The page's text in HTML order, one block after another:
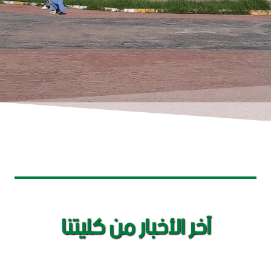
آخر الأخبار من كليتنا